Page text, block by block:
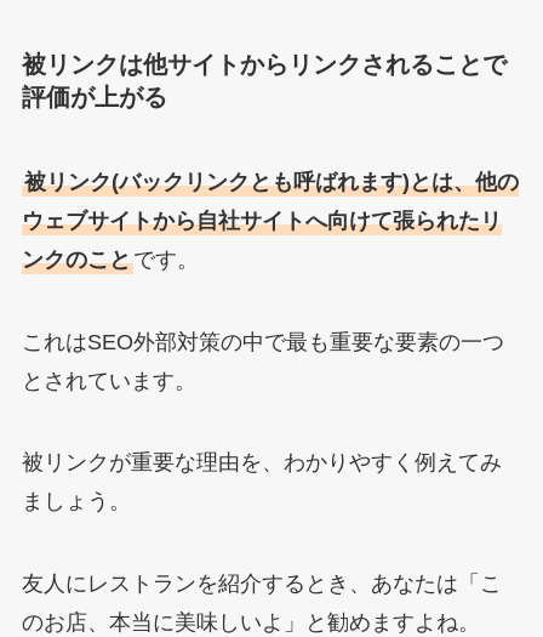
被リンクは他サイトからリンクされることで
評価が上がる
被リンク(バックリンクとも呼ばれます)とは、他の
ウェブサイトから自社サイトへ向けて張られたリ
ンクのことです。
これはSEO外部対策の中で最も重要な要素の一つ
とされています。
被リンクが重要な理由を、わかりやすく例えてみ
ましょう。
友人にレストランを紹介するとき、あなたは「こ
のお店、本当に美味しいよ」と勧めますよね。